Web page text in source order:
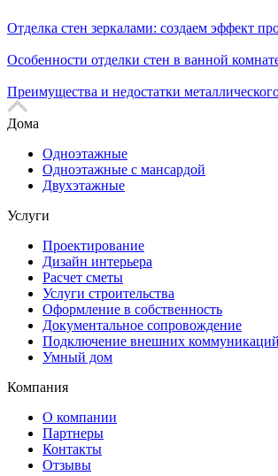
Отделка стен зеркалами: создаем эффект
Особенности отделки стен в ванной
Преимущества и недостатки
Дома
Одноэтажные
Одноэтажные с мансардой
Двухэтажные
Услуги
Проектирование
Дизайн интерьера
Расчет сметы
Услуги строительства
Оформление в собственность
Документальное сопровождение
Подключение внешних коммуникаций
Умный дом
Компания
О компании
Партнеры
Контакты
Отзывы